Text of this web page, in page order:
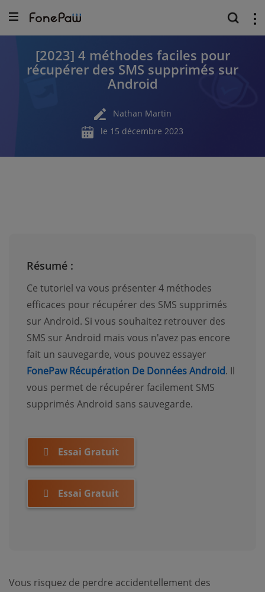
[2023] 4 méthodes faciles pour
récupérer des SMS supprimés sur
Android
Nathan Martin
le 15 décembre 2023
Résumé :
Ce tutoriel va vous présenter 4 méthodes
efficaces pour récupérer des SMS supprimés
sur Android. Si vous souhaitez retrouver des
SMS sur Android mais vous n'avez pas encore
fait un sauvegarde, vous pouvez essayer
FonePaw Récupération De Données Android. Il
vous permet de récupérer facilement SMS
supprimés Android sans sauvegarde.
Essai Gratuit
Essai Gratuit
Vous risquez de perdre accidentellement des